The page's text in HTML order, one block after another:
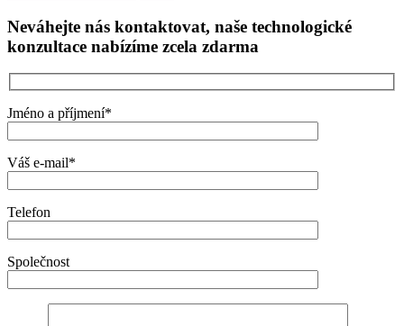
Neváhejte nás kontaktovat, naše technologické
konzultace nabízíme zcela zdarma
Jméno a příjmení*
Váš e-mail*
Telefon
Společnost